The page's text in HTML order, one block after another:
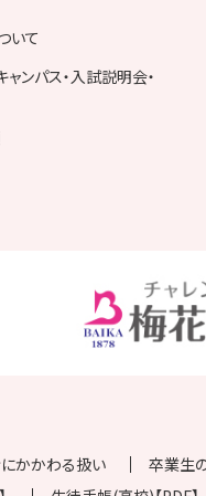
いて
ャンパス・入試説明会・
かかわる扱い
卒業生